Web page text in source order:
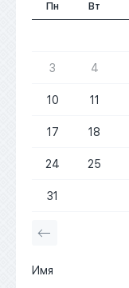
Пн Вт
3 4
10 11
17 18
24 25
31
Имя